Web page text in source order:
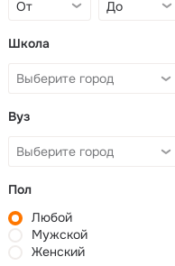
Школа
Вуз
Пол
Любой
Мужской
Женский